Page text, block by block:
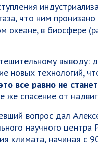
что ним
океане, в биосфере
выводу:
новых технологий,
все равно не
же спасение от
вопрос дал
научного
климата, начиная с